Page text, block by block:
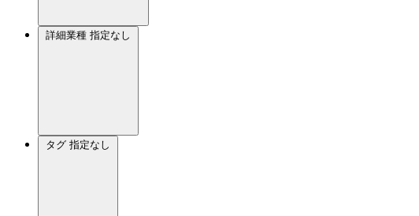
詳細業種 指定なし
タグ 指定なし